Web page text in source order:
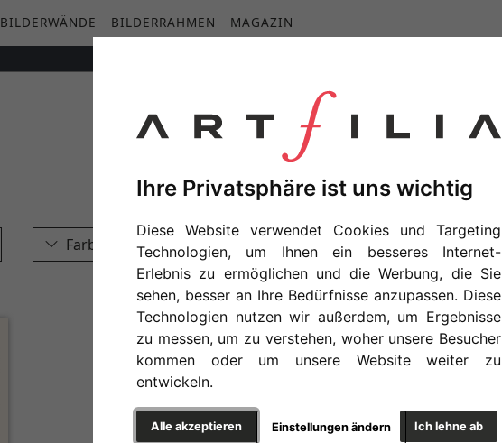
Ihre Privatsphäre ist uns wichtig
Diese Website verwendet Cookies und Targeting
Technologien, um Ihnen ein besseres Internet-
Erlebnis zu ermöglichen und die Werbung, die Sie
sehen, besser an Ihre Bedürfnisse anzupassen. Diese
Technologien nutzen wir außerdem, um Ergebnisse
zu messen, um zu verstehen, woher unsere Besucher
kommen oder um unsere Website weiter zu
entwickeln.
Alle akzeptieren Ich lehne ab
Einstellungen ändern
BILDERWÄNDE BILDERRAHMEN MAGAZIN
ALPHONSE MUCHA
Farbe